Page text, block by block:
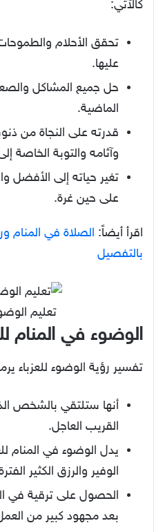
كالآتي:
تحقق الأحلام
عليها.
حل جميع المشاكل
الماضية.
قدرته على النجاة من
وآثامه والتوبة الخاصة
تغير حياته إلى الأفضل
على حين غرة.
اقرأ أيضاً: الصلاة في المنام
بالتفصيل
تعليم
الوضوء في المنام
تفسير رؤية الوضوء للعزباء
أنها ستلتقي بالشخص
القريب العاجل.
يدل الوضوء في المنام
الوفير والرزق الكثير
الحصول على ترقية في
بعد مجهود كبير من